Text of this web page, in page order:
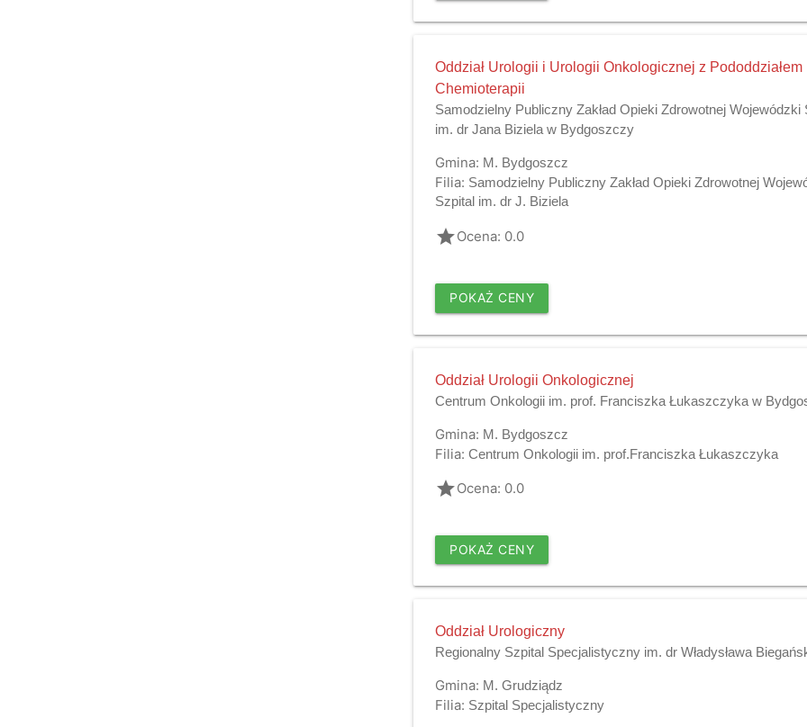
Oddział Urologii i Urologii Onkologicznej z Pododdziałem
Chemioterapii
Samodzielny Publiczny Zakład Opieki Zdrowotnej Wojewódzki
im. dr Jana Biziela w Bydgoszczy
Gmina: M. Bydgoszcz
Filia: Samodzielny Publiczny Zakład Opieki Zdrowotnej
Szpital im. dr J. Biziela
gradeOcena: 0.0
POKAŻ CENY
Oddział Urologii Onkologicznej
Centrum Onkologii im. prof. Franciszka Łukaszczyka w
Gmina: M. Bydgoszcz
Filia: Centrum Onkologii im. prof.Franciszka Łukaszczyka
gradeOcena: 0.0
POKAŻ CENY
Oddział Urologiczny
Regionalny Szpital Specjalistyczny im. dr Władysława
Gmina: M. Grudziądz
Filia: Szpital Specjalistyczny